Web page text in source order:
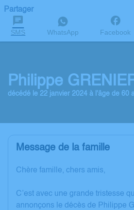
Partager
SMS WhatsApp Facebook
Philippe
décédé le 22 janvier 2024 à l'âge de 60
Message de la famille
Chère famille, chers amis,
C’est avec une grande tristesse
annonçons le décès de Philippe